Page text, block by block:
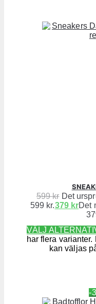
599kr Det
599 kr.379 krDet
VÄLJ
har flera
kan väljas
-